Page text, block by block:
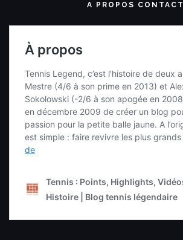
A PROPOS CONTACT